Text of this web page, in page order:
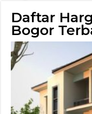
Daftar
Bogor